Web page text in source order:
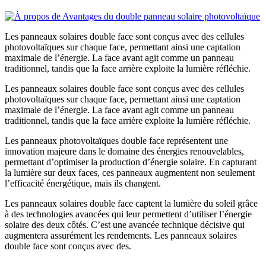
Les panneaux solaires double face sont conçus avec des cellules
photovoltaïques sur chaque face, permettant ainsi une captation
maximale de l’énergie. La face avant agit comme un panneau
traditionnel, tandis que la face arrière exploite la lumière réfléchie.
Les panneaux solaires double face sont conçus avec des cellules
photovoltaïques sur chaque face, permettant ainsi une captation
maximale de l’énergie. La face avant agit comme un panneau
traditionnel, tandis que la face arrière exploite la lumière réfléchie.
Les panneaux photovoltaïques double face représentent une
innovation majeure dans le domaine des énergies renouvelables,
permettant d’optimiser la production d’énergie solaire. En capturant
la lumière sur deux faces, ces panneaux augmentent non seulement
l’efficacité énergétique, mais ils changent.
Les panneaux solaires double face captent la lumière du soleil grâce
à des technologies avancées qui leur permettent d’utiliser l’énergie
solaire des deux côtés. C’est une avancée technique décisive qui
augmentera assurément les rendements. Les panneaux solaires
double face sont conçus avec des.